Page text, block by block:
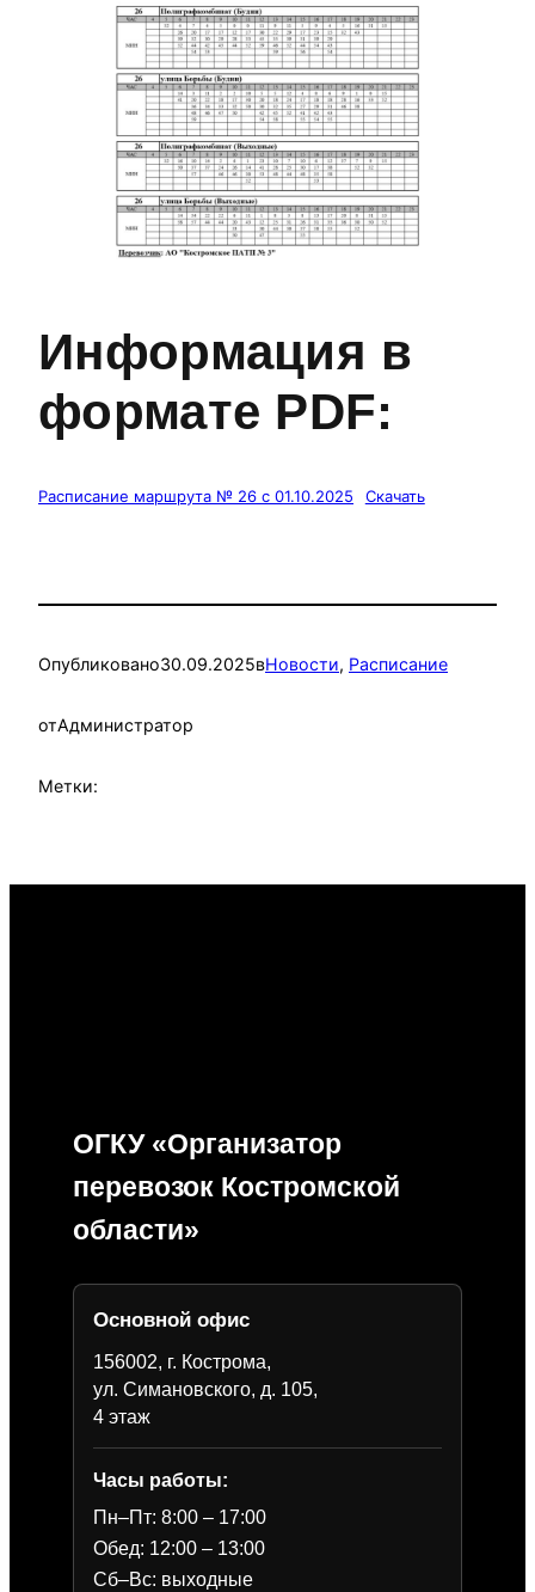
Информация в
формате PDF:
Расписание маршрута № 26 с 01.10.2025 Скачать
Опубликовано30.09.2025вНовости, Расписание
отАдминистратор
Метки:
ОГКУ «Организатор
перевозок Костромской
области»
Основной офис
156002, г. Кострома,
ул. Симановского, д. 105,
4 этаж
Часы работы:
Пн–Пт: 8:00 – 17:00
Обед: 12:00 – 13:00
Сб–Вс: выходные